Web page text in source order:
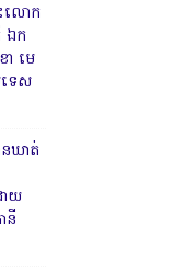
ះលោក
ឯក
មេ
ទេស
ឃាត់
ោយ
នី